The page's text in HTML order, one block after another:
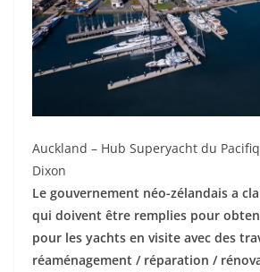
Auckland – Hub Superyacht du
Dixon
Le gouvernement néo-zélandais a
qui doivent être remplies pour
pour les yachts en visite avec des
réaménagement / réparation /